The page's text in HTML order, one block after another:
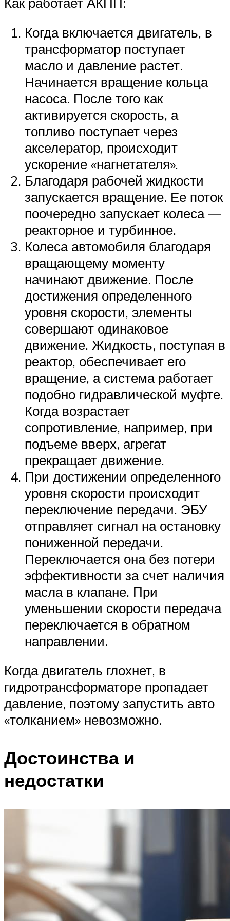
Когда включается двигатель, в
трансформатор поступает
масло и давление растет.
Начинается вращение кольца
насоса. После того как
активируется скорость, а
топливо поступает через
акселератор, происходит
ускорение «нагнетателя».
Благодаря рабочей жидкости
запускается вращение. Ее поток
поочередно запускает колеса —
реакторное и турбинное.
Колеса автомобиля благодаря
вращающему моменту
начинают движение. После
достижения определенного
уровня скорости, элементы
совершают одинаковое
движение. Жидкость, поступая в
реактор, обеспечивает его
вращение, а система работает
подобно гидравлической муфте.
Когда возрастает
сопротивление, например, при
подъеме вверх, агрегат
прекращает движение.
При достижении определенного
уровня скорости происходит
переключение передачи. ЭБУ
отправляет сигнал на остановку
пониженной передачи.
Переключается она без потери
эффективности за счет наличия
масла в клапане. При
уменьшении скорости передача
переключается в обратном
направлении.
Когда двигатель глохнет, в
гидротрансформаторе пропадает
давление, поэтому запустить авто
«толканием» невозможно.
Достоинства и
недостатки